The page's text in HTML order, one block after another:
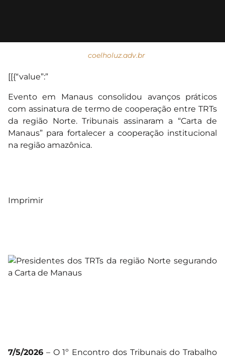
coelholuz.adv.br
[[{“value”:”
Evento em Manaus consolidou avanços práticos
com assinatura de termo de cooperação entre TRTs
da região Norte. Tribunais assinaram a “Carta de
Manaus” para fortalecer a cooperação institucional
na região amazônica.
Imprimir
7/5/2026 – O 1º Encontro dos Tribunais do Trabalho